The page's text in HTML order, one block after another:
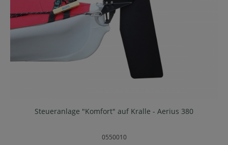
Steueranlage "Komfort" auf Kralle - Aerius 380
0550010